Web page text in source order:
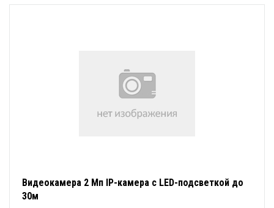
Видеокамера 2 Мп IP-камера с LED-подсветкой до
30м